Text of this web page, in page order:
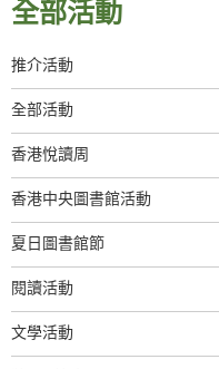
全部活動
推介活動
全部活動
香港悅讀周
香港中央圖書館活動
夏日圖書館節
閱讀活動
文學活動